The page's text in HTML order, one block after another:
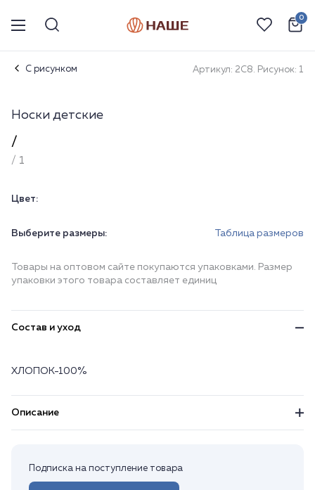
0
С рисунком Артикул: 2С8. Рисунок: 1
Носки детские
/
/ 1
Цвет:
Выберите размеры: Таблица размеров
Товары на оптовом сайте покупаются упаковками. Размер
упаковки этого товара составляет единиц
Состав и уход
ХЛОПОК-100%
Описание
Подписка на поступление товара